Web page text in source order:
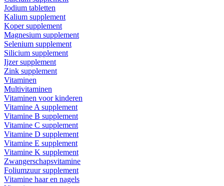
Jodium tabletten
Kalium supplement
Koper supplement
Magnesium supplement
Selenium supplement
Silicium supplement
Ijzer supplement
Zink supplement
Vitaminen
Multivitaminen
Vitaminen voor kinderen
Vitamine A supplement
Vitamine B supplement
Vitamine C supplement
Vitamine D supplement
Vitamine E supplement
Vitamine K supplement
Zwangerschapsvitamine
Foliumzuur supplement
Vitamine haar en nagels